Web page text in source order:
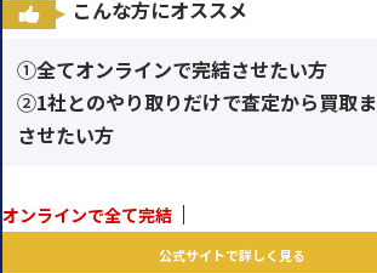
こんな方にオススメ
①全てオンラインで完結させたい方
②1社とのやり取りだけで査定から買取
させたい方
オンラインで全て完結
公式サイトで詳しく見る